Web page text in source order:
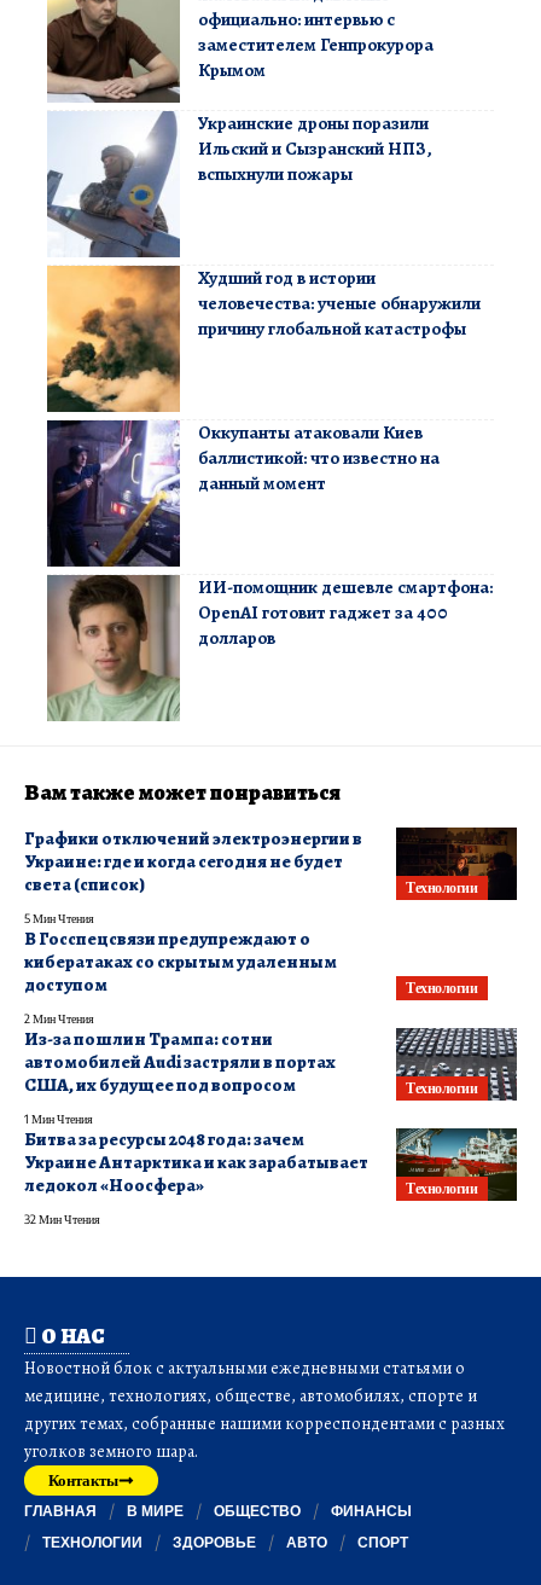
официально: интервью с
заместителем Генпрокурора
Крымом
Украинские дроны поразили
Ильский и Сызранский НПЗ,
вспыхнули пожары
Худший год в истории
человечества: ученые обнаружили
причину глобальной катастрофы
Оккупанты атаковали Киев
баллистикой: что известно на
данный момент
ИИ-помощник дешевле смартфона:
OpenAI готовит гаджет за 400
долларов
Вам также может понравиться
Технологии
Графики отключений электроэнергии в
Украине: где и когда сегодня не будет
света (список)
5 Мин Чтения
Технологии
В Госспецсвязи предупреждают о
кибератаках со скрытым удаленным
доступом
2 Мин Чтения
Технологии
Из-за пошлин Трампа: сотни
автомобилей Audi застряли в портах
США, их будущее под вопросом
1 Мин Чтения
Технологии
Битва за ресурсы 2048 года: зачем
Украине Антарктика и как зарабатывает
ледокол «Ноосфера»
32 Мин Чтения
О НАС
Новостной блок с актуальными ежедневными статьями о
медицине, технологиях, обществе, автомобилях, спорте и
других темах, собранные нашими корреспондентами с разных
уголков земного шара.
Контакты
ГЛАВНАЯ В МИРЕ ОБЩЕСТВО
ФИНАНСЫ
ТЕХНОЛОГИИ
ЗДОРОВЬЕ АВТО СПОРТ